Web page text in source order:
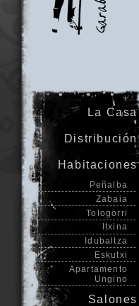
La Casa
Distribución
Habitaciones
Peñalba
Zabaia
Tologorri
Itxina
Idubaltza
Eskutxi
Apartamento
Ungino
Salones